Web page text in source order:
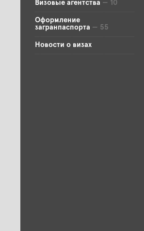
Визовые агентства — 10
Оформление
загранпаспорта — 55
Новости о визах